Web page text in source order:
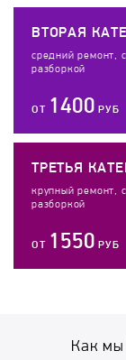
ВТОРАЯ
средний ремонт,
разборкой
ОТ 1400 РУБ
ТРЕТЬЯ
крупный ремонт,
разборкой
ОТ 1550 РУБ
Как мы